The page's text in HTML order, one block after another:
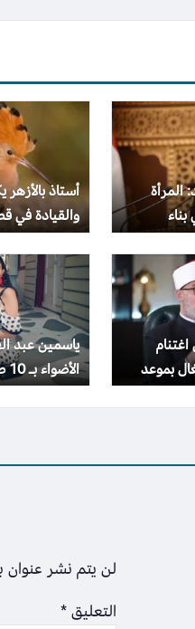
أستاذ
والقيادة في
والهدهد
بموعد
ياسمين عبد
الأضواء بـ 10 صور مثيرة للجدل
لن يتم نشر عنوان
التعليق*